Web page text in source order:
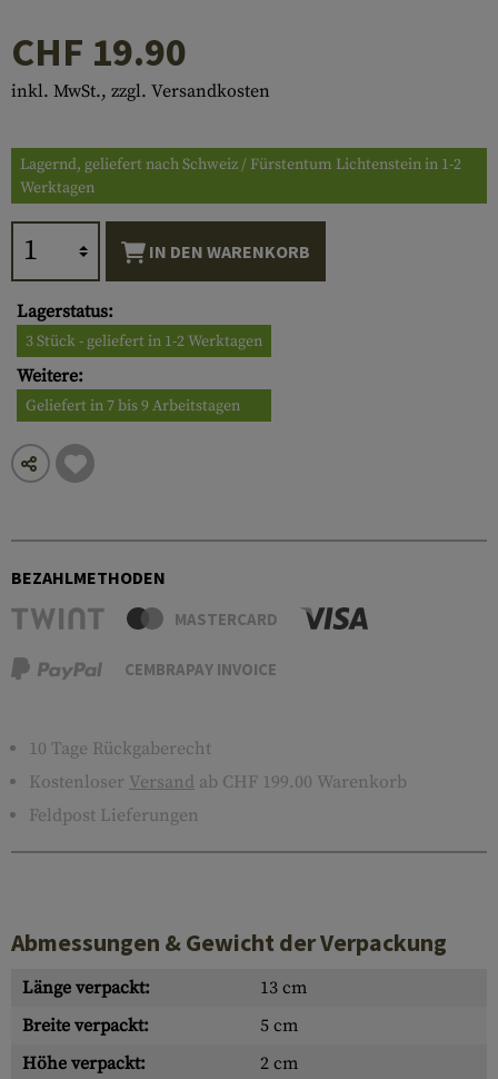
CHF 19.90
inkl. MwSt., zzgl. Versandkosten
Lagernd, geliefert nach Schweiz / Fürstentum Lichtenstein in 1-2
Werktagen
IN DEN WARENKORB
Lagerstatus:
3 Stück - geliefert in 1-2 Werktagen
Weitere:
Geliefert in 7 bis 9 Arbeitstagen
BEZAHLMETHODEN
MASTERCARD
CEMBRAPAY INVOICE
10 Tage Rückgaberecht
Kostenloser Versand ab CHF 199.00 Warenkorb
Feldpost Lieferungen
Abmessungen & Gewicht der Verpackung
Länge verpackt:
13 cm
Breite verpackt:
5 cm
Höhe verpackt:
2 cm